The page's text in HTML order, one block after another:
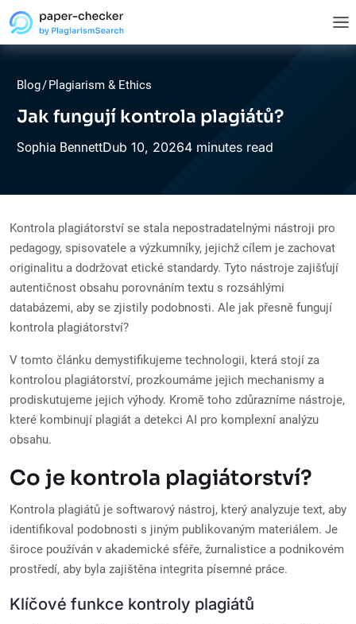
Blog/Plagiarism & Ethics
Jak fungují kontrola plagiátů?
Sophia BennettDub 10, 20264 minutes read
Kontrola plagiátorství se stala nepostradatelnými nástroji pro
pedagogy, spisovatele a výzkumníky, jejichž cílem je zachovat
originalitu a dodržovat etické standardy. Tyto nástroje zajišťují
autentičnost obsahu porovnáním textu s rozsáhlými
databázemi, aby se zjistily podobnosti. Ale jak přesně fungují
kontrola plagiátorství?
V tomto článku demystifikujeme technologii, která stojí za
kontrolou plagiátorství, prozkoumáme jejich mechanismy a
prodiskutujeme jejich výhody. Kromě toho zdůrazníme nástroje,
které kombinují plagiát a detekci AI pro komplexní analýzu
obsahu.
Co je kontrola plagiátorství?
Kontrola plagiátů je softwarový nástroj, který analyzuje text, aby
identifikoval podobnosti s jiným publikovaným materiálem. Je
široce používán v akademické sféře, žurnalistice a podnikovém
prostředí, aby byla zajištěna integrita písemné práce.
Klíčové funkce kontroly plagiátů